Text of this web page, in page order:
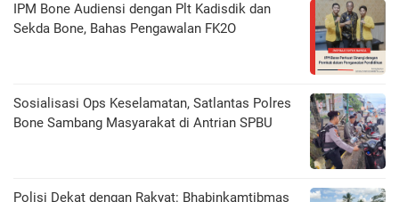
IPM Bone Audiensi dengan Plt Kadisdik dan
Sekda Bone, Bahas Pengawalan FK2O
Sosialisasi Ops Keselamatan, Satlantas Polres
Bone Sambang Masyarakat di Antrian SPBU
Polisi Dekat dengan Rakyat: Bhabinkamtibmas